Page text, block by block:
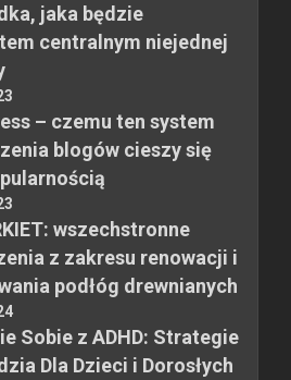
jaka będzie
centralnym niejednej
– czemu ten system
blogów cieszy się
wszechstronne
z zakresu renowacji i
podłóg drewnianych
Sobie z ADHD: Strategie
Dla Dzieci i Dorosłych